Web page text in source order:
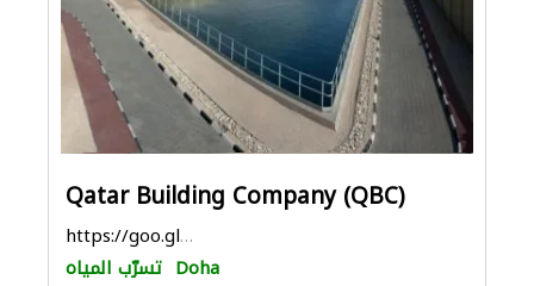
Qatar Building Company (QBC)
https://goo.gl/maps/gE3tErjyrDPSiEku5
تسرّب المياه Doha